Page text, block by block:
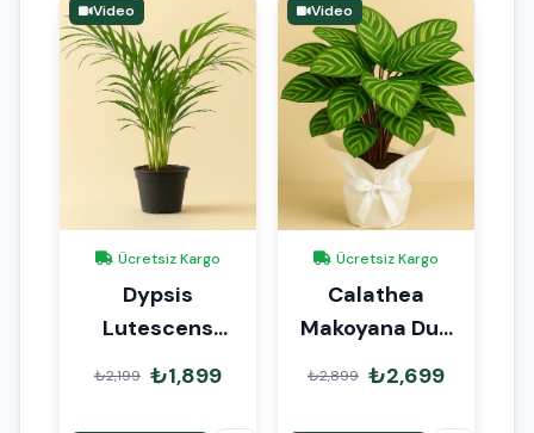
Video
Ücretsiz Kargo
Dypsis
Lutescens
Areka Palmiyesi
80-90cm İthal
₺2,199 ₺1,899
Video
Ücretsiz Kargo
Calathea
Makoyana Dua
Çiçeği Hediye
Paketli
₺2,899 ₺2,699